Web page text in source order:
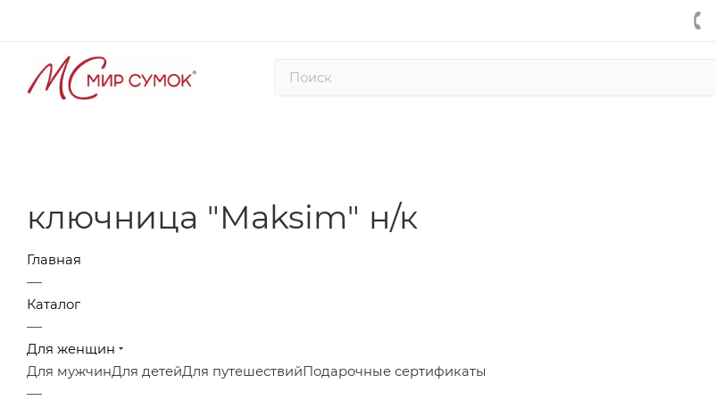
ключница "Maksim" н/к
Главная
—
Каталог
—
Для женщин
Для мужчинДля детейДля путешествийПодарочные сертификаты
—